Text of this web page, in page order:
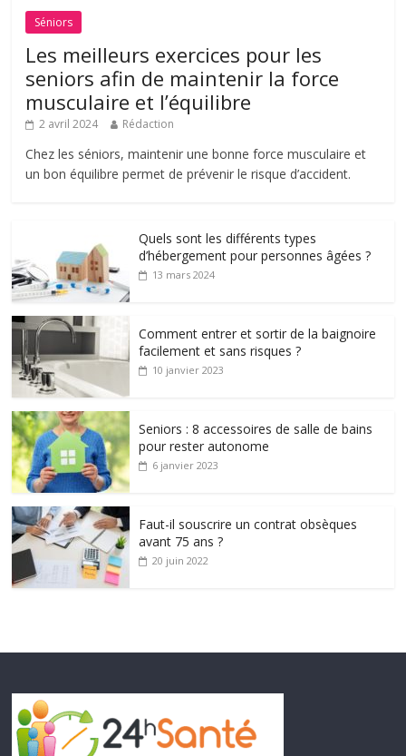
Séniors
Les meilleurs exercices pour les
seniors afin de maintenir la force
musculaire et l’équilibre
2 avril 2024 Rédaction
Chez les séniors, maintenir une bonne force musculaire et
un bon équilibre permet de prévenir le risque d’accident.
Quels sont les différents types
d’hébergement pour personnes âgées ?
13 mars 2024
Comment entrer et sortir de la baignoire
facilement et sans risques ?
10 janvier 2023
Seniors : 8 accessoires de salle de bains
pour rester autonome
6 janvier 2023
Faut-il souscrire un contrat obsèques
avant 75 ans ?
20 juin 2022